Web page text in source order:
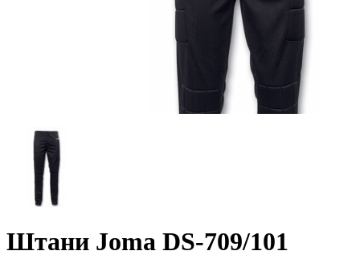
Штани Joma DS-709/101